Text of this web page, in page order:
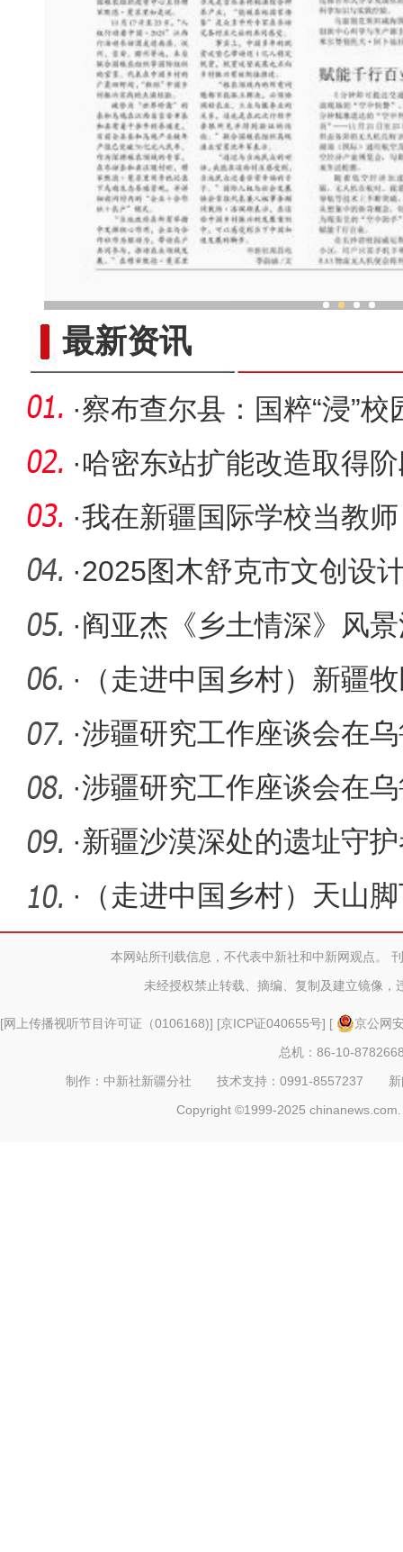
最新资讯
·察布查尔县：国粹“浸”校
·哈密东站扩能改造取得
程正式开
·我在新疆国际学校当教
而温暖
·2025图木舒克市文创设
获表彰
·阎亚杰《乡土情深》风
开幕
·
（走进中国乡村）新疆
生活
·涉疆研究工作座谈会在
·涉疆研究工作座谈会在
·新疆沙漠深处的遗址守
·
（走进中国乡村）天山
村“热
本网站所刊载信息，不代表中新社和中新网观点。
未经授权禁止转载、摘编、复制及建立镜像，
[网上传播视听节目许可证（0106168)] [京ICP证040655号] [
京公网
总机：86-10-
制作：中新社新疆分社 技术支持：0991-8557237
Copyright ©1999-2025